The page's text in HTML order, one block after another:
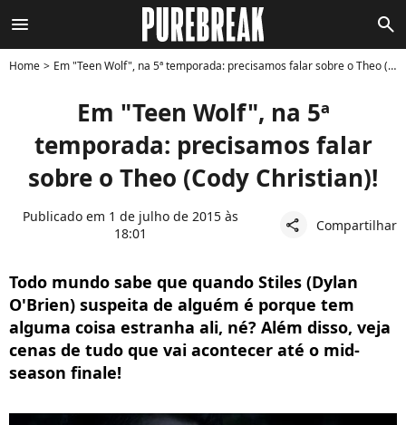
menu search
Home Em "Teen Wolf", na 5ª temporada: precisamos falar sobre o Theo (Cody Christian)!
Em "Teen Wolf", na 5ª
temporada: precisamos falar
sobre o Theo (Cody Christian)!
Publicado em 1 de julho de 2015 às
18:01
share Compartilhar
Todo mundo sabe que quando Stiles (Dylan
O'Brien) suspeita de alguém é porque tem
alguma coisa estranha ali, né? Além disso, veja
cenas de tudo que vai acontecer até o mid-
season finale!